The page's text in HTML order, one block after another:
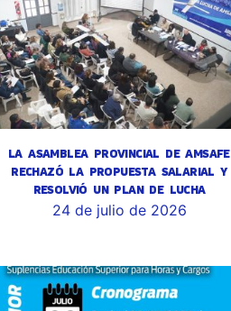
LA ASAMBLEA PROVINCIAL DE AMSAFE
RECHAZÓ LA PROPUESTA SALARIAL Y
RESOLVIÓ UN PLAN DE LUCHA
24 de julio de 2026